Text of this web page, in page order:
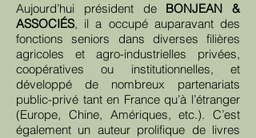
Aujourd’hui président de BONJEAN &
ASSOCIÉS, il a occupé auparavant des
fonctions seniors dans diverses filières
agricoles et agro-industrielles privées,
coopératives ou institutionnelles, et
développé de nombreux partenariats
public-privé tant en France qu’à l’étranger
(Europe, Chine, Amériques, etc.). C’est
également un auteur prolifique de livres